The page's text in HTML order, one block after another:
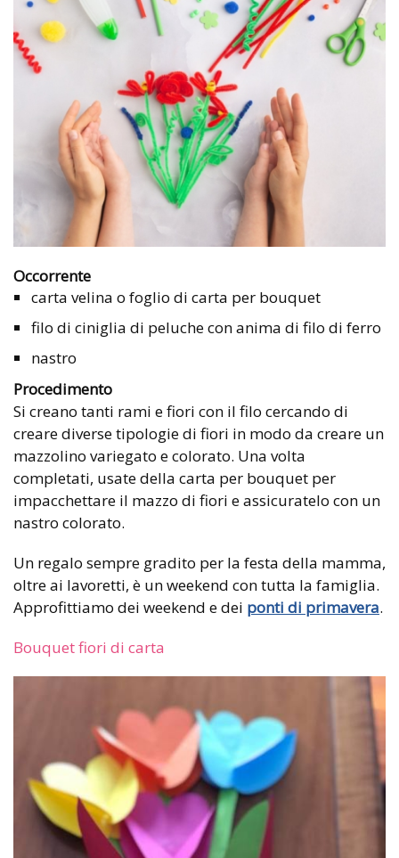
Occorrente
carta velina o foglio di carta per bouquet
filo di ciniglia di peluche con anima di filo di ferro
nastro
Procedimento
Si creano tanti rami e fiori con il filo cercando di
creare diverse tipologie di fiori in modo da creare un
mazzolino variegato e colorato. Una volta
completati, usate della carta per bouquet per
impacchettare il mazzo di fiori e assicuratelo con un
nastro colorato.
Un regalo sempre gradito per la festa della mamma,
oltre ai lavoretti, è un weekend con tutta la famiglia.
Approfittiamo dei weekend e dei ponti di primavera.
Bouquet fiori di carta